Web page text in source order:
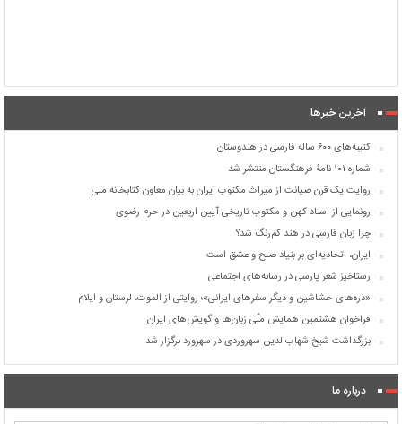
آخرین خبرها
کتیبه‌های ۶۰۰ ساله فارسی در هندوستان
شماره ۱۰۱ نامۀ فرهنگستان منتشر شد
روایت یک قرن صیانت از میراث مکتوب ایران به بیان معاون کتابخانه ملی
رونمایی از اسناد کهن و مکتوب تاریخی آیین اربعین در حرم رضوی
چرا زبان فارسی در هند کم‌رنگ شد؟
ایران، اتحادیه‌ای بر بنیاد صلح و عشق است
رستاخیز شعر پارسی در رسانه‌های اجتماعی
«دره‌های حشاشین و دیگر سفرهای ایرانی»؛ روایتی از الموت، لرستان و ایلام
فراخوان هشتمین همایش ملّی زبان‌ها و گویش‌های ایران
بزرگداشت شیخ شهاب‌الدین سهروردی در سهرورد برگزار شد
درباره ما